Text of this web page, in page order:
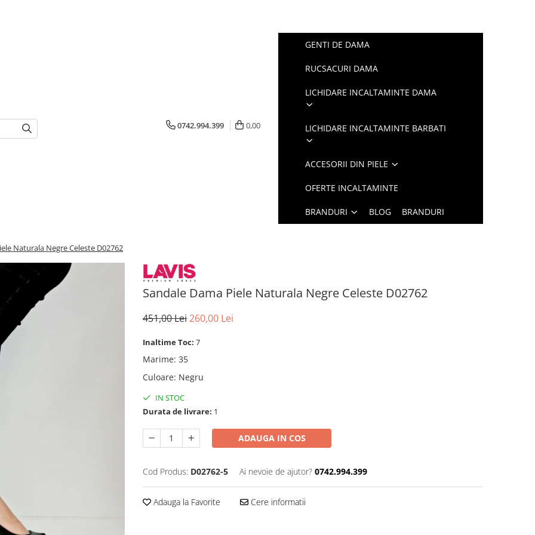
0742.994.399 0,00
GENTI DE DAMA
RUCSACURI DAMA
LICHIDARE INCALTAMINTE DAMA
LICHIDARE INCALTAMINTE BARBATI
ACCESORII DIN PIELE
OFERTE INCALTAMINTE
BRANDURI BLOG BRANDURI
Naturala Negre Celeste D02762
Sandale Dama Piele Naturala Negre Celeste D02762
451,00 Lei260,00 Lei
Inaltime Toc: 7
Marime: 35
Culoare: Negru
IN STOC
Durata de livrare: 1
ADAUGA IN COS
Cod Produs: D02762-5 Ai nevoie de ajutor? 0742.994.399
Adauga la Favorite Cere informatii